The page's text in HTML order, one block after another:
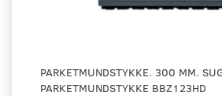
PARKETMUNDSTYKKE. 300 MM.
PARKETMUNDSTYKKE BBZ123HD